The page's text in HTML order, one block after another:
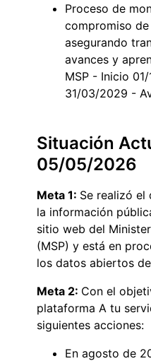
Proceso de
compromiso
asegurando
avances y
MSP - Inicio
31/03/2029 -
Situación
05/05/2026
Meta 1: Se realizó
la información
sitio web del
(MSP) y está en
los datos abiertos
Meta 2: Con el
plataforma A tu
siguientes acciones:
En agosto de